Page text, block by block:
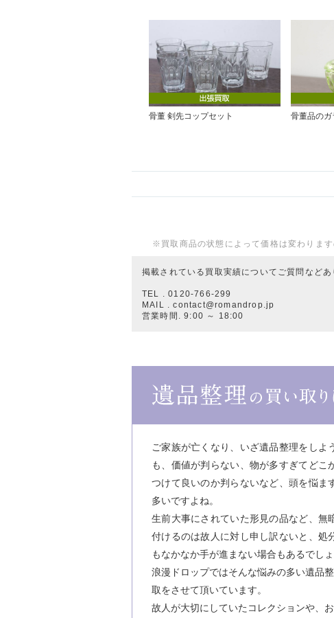
骨董 剣先コップセット 骨董品のガ
※買取商品の状態によって価格は変わりま
掲載されている買取実績についてご質問など
TEL . 0120-766-299
MAIL . contact@romandrop.jp
営業時間. 9:00 ～ 18:00
ご家族が亡くなり、いざ遺品整理をしよ
も、価値が判らない、物が多すぎてどこ
つけて良いのか判らないなど、頭を悩ま
多いですよね。
生前大事にされていた形見の品など、無
付けるのは故人に対し申し訳ないと、処
もなかなか手が進まない場合もあるでしょ
浪漫ドロップではそんな悩みの多い遺品
取をさせて頂いています。
故人が大切にしていたコレクションや、